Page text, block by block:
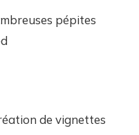
pépites
de vignettes